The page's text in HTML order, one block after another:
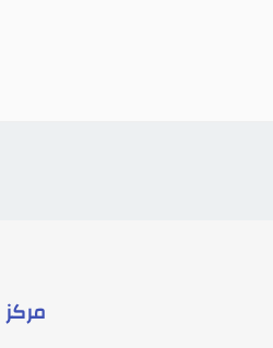
مركز